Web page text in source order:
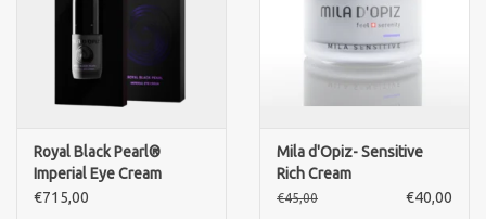
Royal Black Pearl®
Imperial Eye Cream
€715,00
Mila d'Opiz- Sensitive
Rich Cream
€45,00 €40,00